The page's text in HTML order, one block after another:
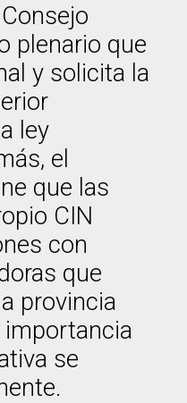
plenario que
y solicita la
ley
el
que las
CIN
con
que
provincia
importancia
se